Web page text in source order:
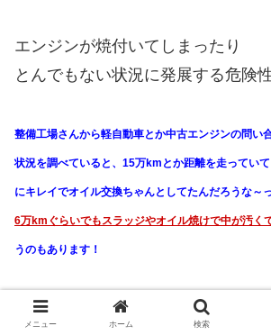
エンジンが焼付いてしまったり
とんでもない状況に発展する危険
整備工場さんから軽自動車とか中古エンジンの問い
状況を調べていると、15万kmとか距離を走ってい
にキレイでオイル交換ちゃんとしてたんだろうな～
6万kmぐらいでもスラッジやオイル焼けで中が汚く
うのもあります！
メニュー ホーム 検索